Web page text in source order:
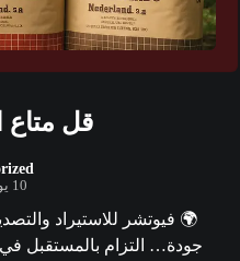
قل متاع
10 يونيو 2024
🌍 فيوتشر للاستيراد
جودة… التزام بالمستقبل